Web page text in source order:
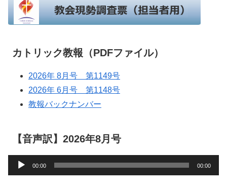
カトリック教報（PDFファイル）
2026年 8月号 第1149号
2026年 6月号 第1148号
教報バックナンバー
【音声訳】2026年8月号
声
00:00 00:00